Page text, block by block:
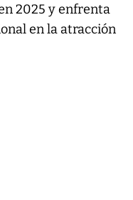
2025 y enfrenta
en la atracción